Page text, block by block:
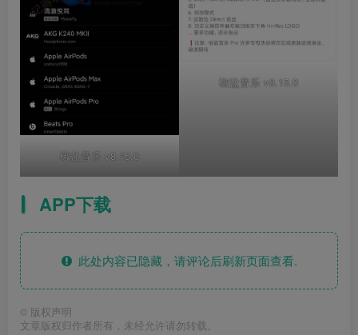
椒盐音乐 v8.15.0
椒盐音乐 v8.15.0
APP下载
此处内容已隐藏，请评论后刷新页面查看.
© 版权声明
文章版权归作者所有，未经允许请勿转载。